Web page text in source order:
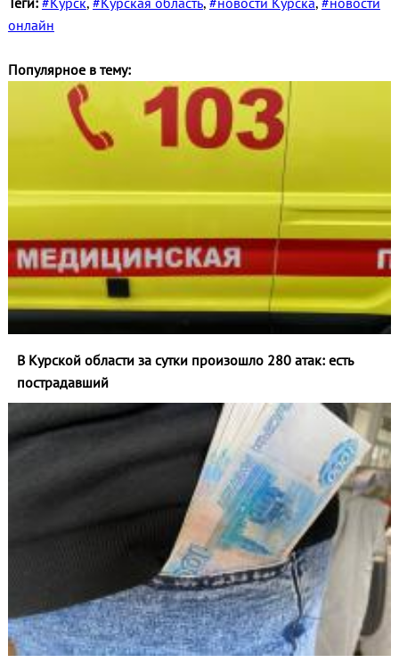
онлайн
Популярное в тему:
В Курской области за сутки произошло 280 атак: есть
пострадавший